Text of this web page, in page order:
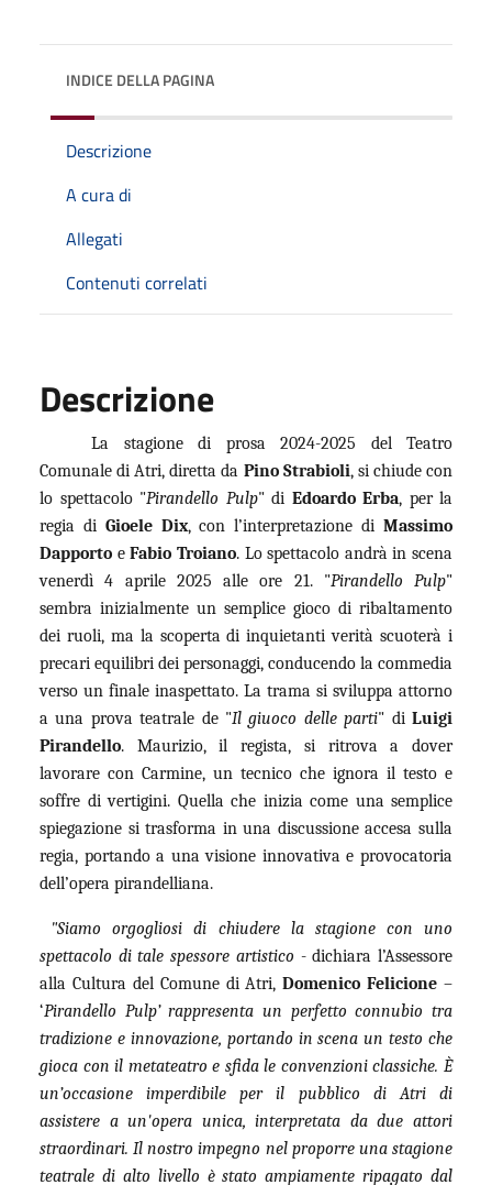
INDICE DELLA PAGINA
Descrizione
A cura di
Allegati
Contenuti correlati
Descrizione
La stagione di prosa 2024-2025 del Teatro
Comunale di Atri, diretta da Pino Strabioli, si chiude con
lo spettacolo "Pirandello Pulp" di Edoardo Erba, per la
regia di Gioele Dix, con l’interpretazione diMassimo
Dapporto eFabio Troiano. Lo spettacolo andrà in scena
venerdì 4 aprile 2025 alle ore 21. "Pirandello Pulp"
sembra inizialmente un semplice gioco di ribaltamento
dei ruoli, ma la scoperta di inquietanti verità scuoterà i
precari equilibri dei personaggi, conducendo la commedia
verso un finale inaspettato. La trama si sviluppa attorno
a una prova teatrale de "Il giuoco delle parti" diLuigi
Pirandello. Maurizio, il regista, si ritrova a dover
lavorare con Carmine, un tecnico che ignora il testo e
soffre di vertigini. Quella che inizia come una semplice
spiegazione si trasforma in una discussione accesa sulla
regia, portando a una visione innovativa e provocatoria
dell’opera pirandelliana.
"Siamo orgogliosi di chiudere la stagione con uno
spettacolo di tale spessore artistico - dichiara l’Assessore
alla Cultura del Comune di Atri,Domenico Felicione –
‘Pirandello Pulp’ rappresenta un perfetto connubio tra
tradizione e innovazione, portando in scena un testo che
gioca con il metateatro e sfida le convenzioni classiche. È
un’occasione imperdibile per il pubblico di Atri di
assistere a un'opera unica, interpretata da due attori
straordinari. Il nostro impegno nel proporre una stagione
teatrale di alto livello è stato ampiamente ripagato dal